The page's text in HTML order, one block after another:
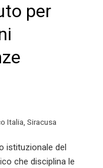
per
Italia, Siracusa
istituzionale del
che disciplina le